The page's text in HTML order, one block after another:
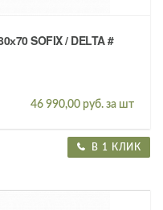
SOFIX / DELTA #
46 990,00 руб. за шт
В 1 КЛИК